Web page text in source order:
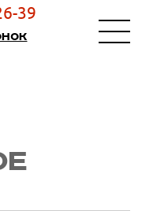
39